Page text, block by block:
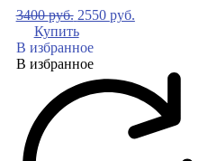
3400руб. 2550 руб.
Купить
В избранное
В избранное